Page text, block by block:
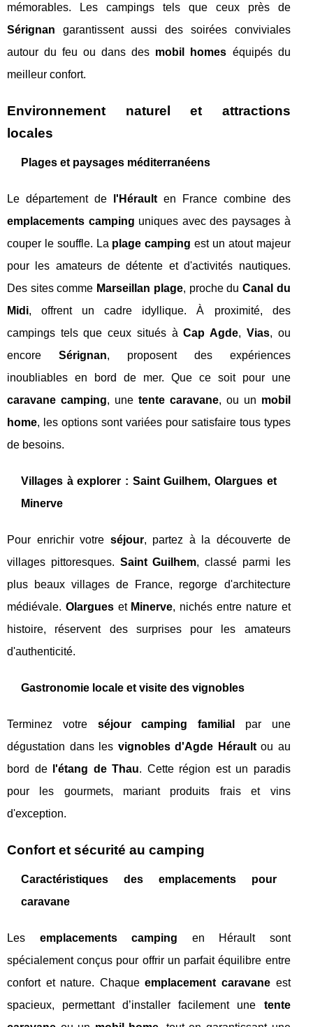
mémorables. Les campings tels que ceux près de
Sérignan garantissent aussi des soirées conviviales
autour du feu ou dans des mobil homes équipés du
meilleur confort.
Environnement naturel et attractions
locales
Plages et paysages méditerranéens
Le département de l'Héraulten France combine des
emplacements camping uniques avec des paysages à
couper le souffle. La plage camping est un atout majeur
pour les amateurs de détente et d'activités nautiques.
Des sites comme Marseillan plage, proche du Canal du
Midi, offrent un cadre idyllique. À proximité, des
campings tels que ceux situés àCap Agde, Vias, ou
encore Sérignan, proposent des expériences
inoubliables en bord de mer. Que ce soit pour une
caravane camping, une tente caravane, ou un mobil
home, les options sont variées pour satisfaire tous types
de besoins.
Villages à explorer : Saint Guilhem, Olargues et
Minerve
Pour enrichir votre séjour, partez à la découverte de
villages pittoresques. Saint Guilhem, classé parmi les
plus beaux villages de France, regorge d'architecture
médiévale. Olargueset Minerve, nichés entre nature et
histoire, réservent des surprises pour les amateurs
d'authenticité.
Gastronomie locale et visite des vignobles
Terminez votre séjour camping familial
par une
dégustation dans les vignobles d'Agde Héraultou au
bord de
l'étang de Thau. Cette région est un paradis
pour les gourmets, mariant produits frais et vins
d'exception.
Confort et sécurité au camping
Caractéristiques des emplacements pour
caravane
Les emplacements camping en Hérault sont
spécialement conçus pour offrir un parfait équilibre entre
confort et nature. Chaqueemplacement caravane est
spacieux, permettant d’installer facilement une tente